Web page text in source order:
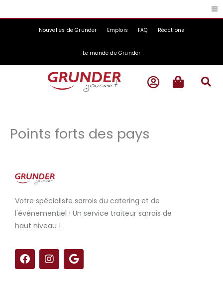
to
Nouvelles de Grunder Emplois FAQ Réactions
Le monde de Grunder
Points forts des pays
Votre spécialiste sarrois du catering et de
l'événementiel ! Un service traiteur sarrois de
haut niveau !
F
a
c
I
n
s
G
o
o